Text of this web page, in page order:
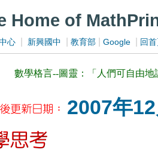
Home of
心 新興國中 教育部 Google 回
數學格言--圖靈：「人們可自由
2007年